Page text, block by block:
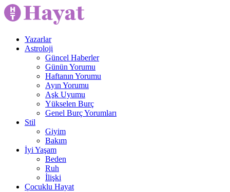
Yazarlar
Astroloji
Güncel Haberler
Günün Yorumu
Haftanın Yorumu
Ayın Yorumu
Aşk Uyumu
Yükselen Burç
Genel Burç Yorumları
Stil
Giyim
Bakım
İyi Yaşam
Beden
Ruh
İlişki
Çocuklu Hayat